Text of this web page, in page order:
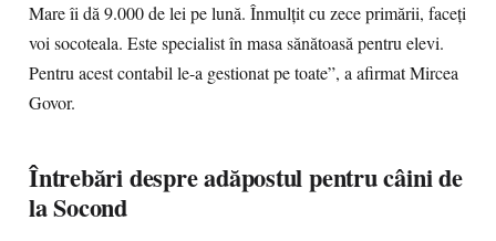
Mare îi dă 9.000 de lei pe lună. Înmulțit cu zece primării, faceți
voi socoteala. Este specialist în masa sănătoasă pentru elevi.
Pentru acest contabil le-a gestionat pe toate”, a afirmat Mircea
Govor.
Întrebări despre adăpostul pentru câini de
la Socond